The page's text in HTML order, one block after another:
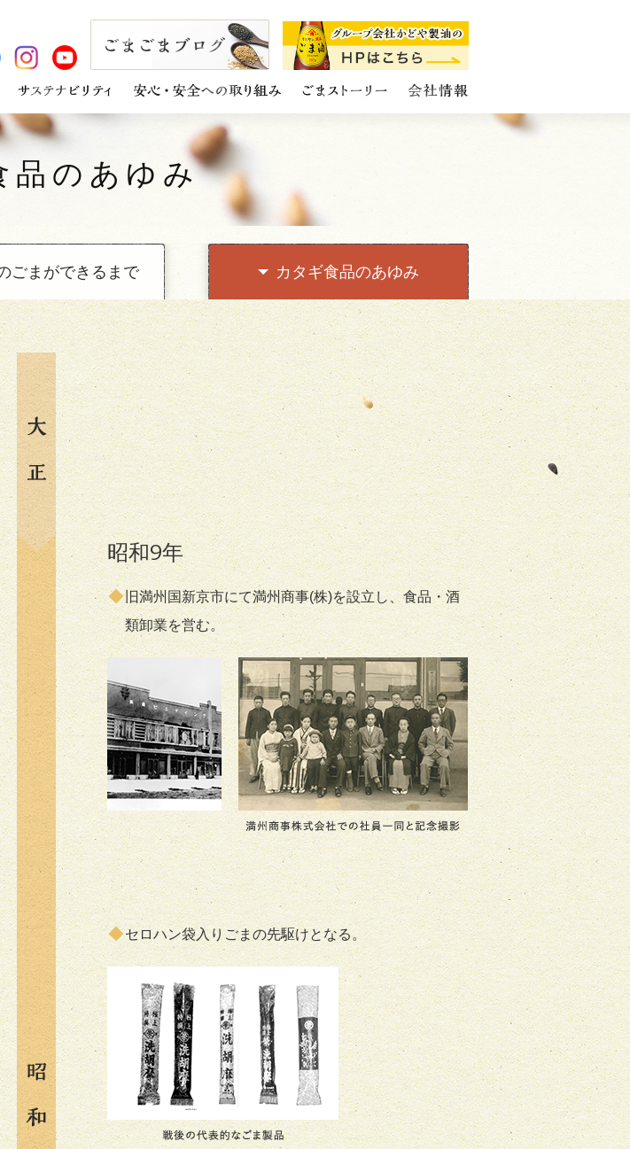
品のあゆみ
ごまができるまで カタギ食品のあゆみ
昭和9年
旧満州国新京市にて満州商事(株)を設立し、食品・酒
類卸業を営む。
セロハン袋入りごまの先駆けとなる。